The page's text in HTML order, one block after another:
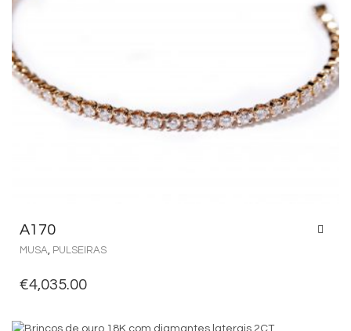
A170
MUSA, PULSEIRAS
€4,035.00